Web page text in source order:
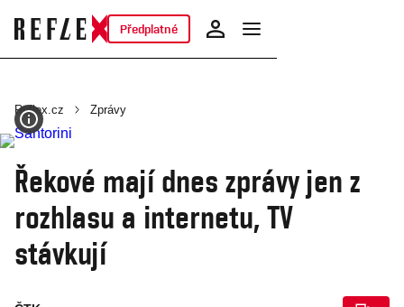
Předplatné
Reflex.cz Zprávy
Řekové mají dnes zprávy jen z
rozhlasu a internetu, TV
stávkují